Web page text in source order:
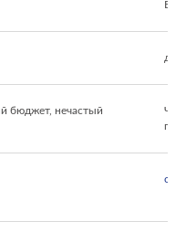
до
бюджет, нечастый
от